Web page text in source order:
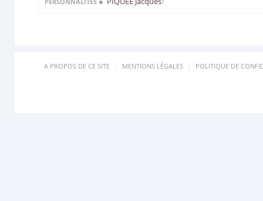
A PROPOS DE CE SITE MENTIONS LÉGALES POLITIQUE DE